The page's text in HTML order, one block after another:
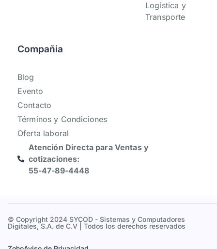
Logística y
Transporte
Compañia
Blog
Evento
Contacto
Términos y Condiciones
Oferta laboral
Atención Directa para Ventas y
cotizaciones:
55-47-89-4448
© Copyright 2024 SYCOD - Sistemas y Computadores
Digitales, S.A. de C.V | Todos los derechos reservados